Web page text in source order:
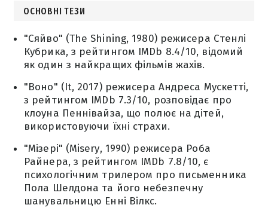
ОСНОВНІ ТЕЗИ
"Сяйво" (The Shining, 1980) режисера Стенлі
Кубрика, з рейтингом IMDb 8.4/10, відомий
як один з найкращих фільмів жахів.
"Воно" (It, 2017) режисера Андреса Мускетті,
з рейтингом IMDb 7.3/10, розповідає про
клоуна Пеннівайза, що полює на дітей,
використовуючи їхні страхи.
"Мізері" (Misery, 1990) режисера Роба
Райнера, з рейтингом IMDb 7.8/10, є
психологічним трилером про письменника
Пола Шелдона та його небезпечну
шанувальницю Енні Вілкс.